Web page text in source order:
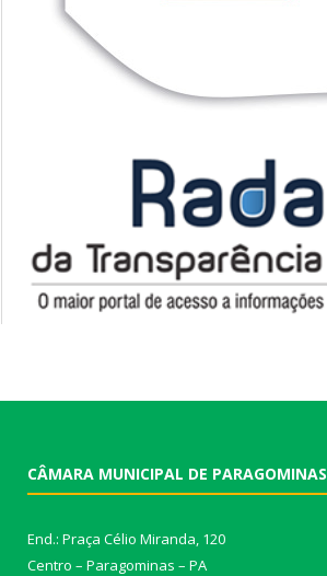
CÂMARA MUNICIPAL DE PARAGOMINAS
End.: Praça Célio Miranda, 120
Centro – Paragominas – PA